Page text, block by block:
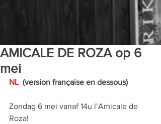
AMICALE DE ROZA op 6
mei
NL (version française en dessous)
Zondag 6 mei vanaf 14u l’Amicale de
Roza!